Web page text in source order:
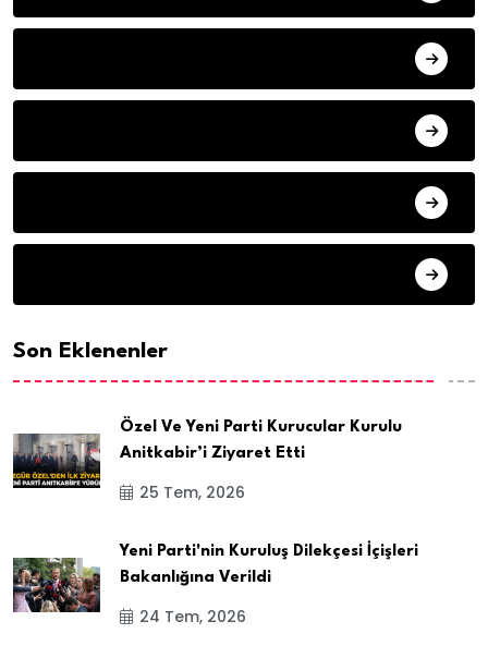
Son Eklenenler
Özel Ve Yeni Parti Kurucular Kurulu
Anitkabir’i Ziyaret Etti
25 Tem, 2026
Yeni Parti'nin Kuruluş Dilekçesi İçişleri
Bakanlığına Verildi
24 Tem, 2026